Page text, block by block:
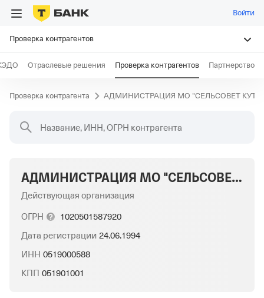
Войти
Проверка контрагентов
Отраслевые решения Проверка контрагентов Партнерство
Проверка контрагента АДМИНИСТРАЦИЯ МО "СЕЛЬСОВЕТ
Название, ИНН, ОГРН контрагента
АДМИНИСТРАЦИЯ МО "СЕЛЬСОВЕТ КУТУЛЬСКИЙ" КУРАХСКОГО РАЙОНА РД
Действующая организация
ОГРН
1020501587920
Дата регистрации 24.06.1994
ИНН 0519000588
КПП 051901001